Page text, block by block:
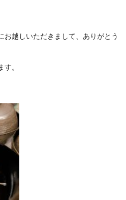
お越しいただきまして、ありがとう
。